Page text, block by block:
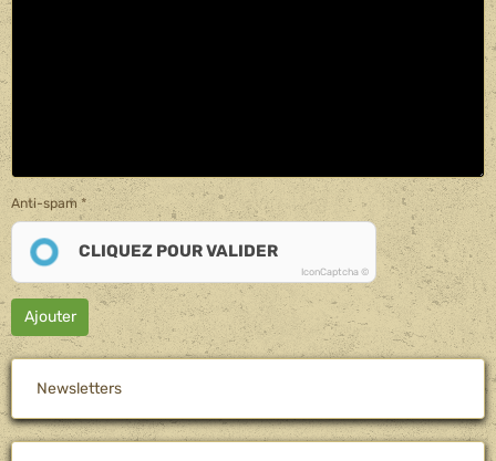
Anti-spam
CLIQUEZ POUR VALIDER
IconCaptcha ©
Ajouter
Newsletters